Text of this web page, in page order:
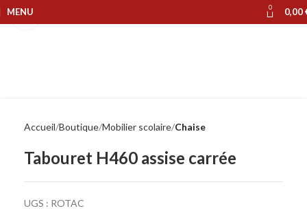
MENU 0 0,00
Accueil Boutique Mobilier scolaire Chaise
Tabouret H460 assise carrée
UGS : ROTAC